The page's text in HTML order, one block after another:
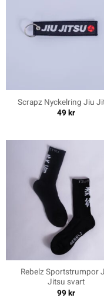
Scrapz Nyckelring Jiu
49kr
Rebelz Sportstrumpor
Jitsu svart
99kr